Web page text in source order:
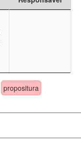
propositura